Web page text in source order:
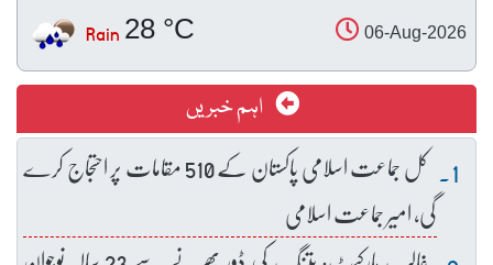
06-Aug-2026
28 °C
Rain
اہم خبریں
کل جماعت اسلامی پاکستان کے 510 مقامات پر احتجاج کرے
گی، امیر جماعت اسلامی